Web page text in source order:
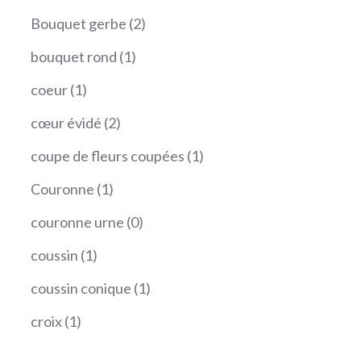
Bouquet gerbe 22
bouquet rond 11
coeur 11
produit
cœur évidé 22
produits
coupe de fleurs coupées 11
Couronne 11
produit
couronne urne 00
coussin 11
produit
coussin conique 11
croix 11